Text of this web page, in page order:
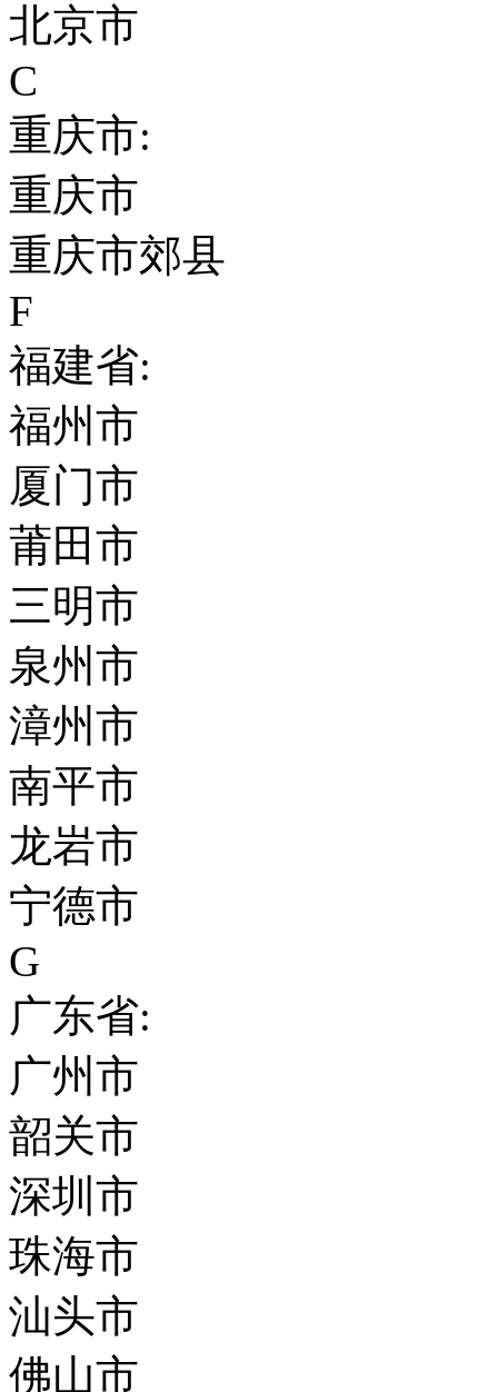
北京市
C
重庆市:
重庆市
重庆市郊县
F
福建省:
福州市
厦门市
莆田市
三明市
泉州市
漳州市
南平市
龙岩市
宁德市
G
广东省:
广州市
韶关市
深圳市
珠海市
汕头市
佛山市